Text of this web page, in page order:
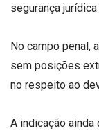
segurança
No campo penal,
sem posições
no respeito ao
A indicação ainda